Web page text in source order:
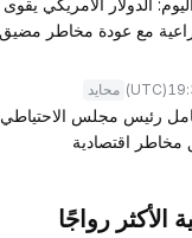
الدولار الأمريكي
مع عودة مخاطر
(UTC) محايد
رئيس مجلس
اقتصادية
الأكثر رواجًا